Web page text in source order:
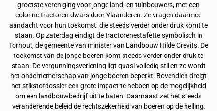
grootste vereniging voor jonge land- en tuinbouwers, met een
colonne tractoren dwars door Vlaanderen. Ze vragen daarmee
aandacht voor hun toekomst, die steeds verder onder druk komt te
staan. Op zaterdag eindigt de tractorenestafette symbolisch in
Torhout, de gemeente van minister van Landbouw Hilde Crevits. De
toekomst van de jonge boeren komt steeds verder onder druk te
staan. De vergunningsverlening ligt quasi volledig stil en zo wordt
het ondernemerschap van jonge boeren beperkt. Bovendien dreigt
het stikstofdossier een grote impact te hebben op de mogelijkheid
om een landbouwbedrijf uit te baten. Daarnaast zet het steeds
veranderende beleid de rechtszekerheid van boeren op de helling.